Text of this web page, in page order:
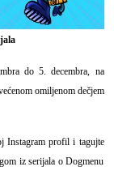
do 5. decembra, na
omiljenom dečjem
Instagram profil i tagujte
iz serijala o Dogmenu